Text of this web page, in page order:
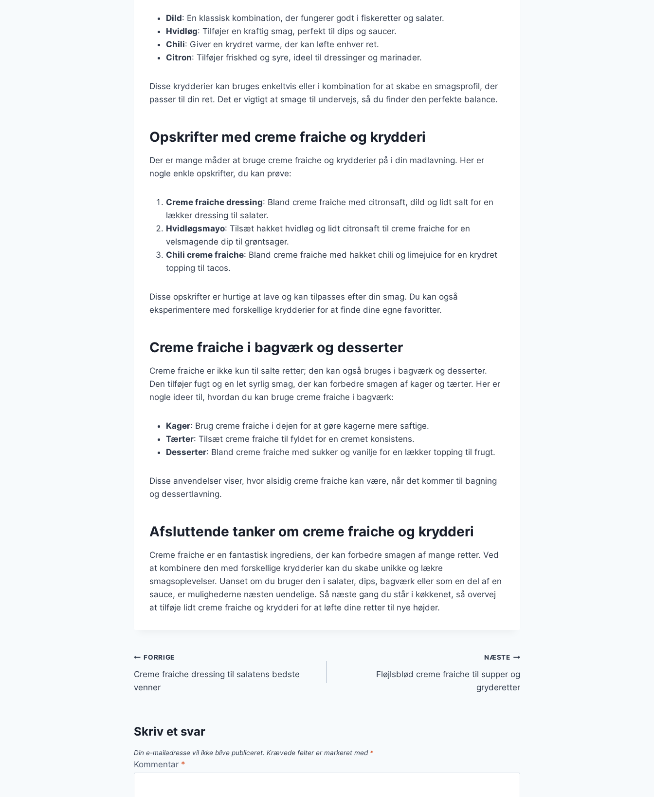
Dild: En klassisk kombination, der fungerer godt i fiskeretter og salater.
Hvidløg: Tilføjer en kraftig smag, perfekt til dips og saucer.
Chili: Giver en krydret varme, der kan løfte enhver ret.
Citron: Tilføjer friskhed og syre, ideel til dressinger og marinader.
Disse krydderier kan bruges enkeltvis eller i kombination for at skabe en smagsprofil, der
passer til din ret. Det er vigtigt at smage til undervejs, så du finder den perfekte balance.
Opskrifter med creme fraiche og krydderi
Der er mange måder at bruge creme fraiche og krydderier på i din madlavning. Her er
nogle enkle opskrifter, du kan prøve:
Creme fraiche dressing: Bland creme fraiche med citronsaft, dild og lidt salt for en
lækker dressing til salater.
Hvidløgsmayo: Tilsæt hakket hvidløg og lidt citronsaft til creme fraiche for en
velsmagende dip til grøntsager.
Chili creme fraiche: Bland creme fraiche med hakket chili og limejuice for en krydret
topping til tacos.
Disse opskrifter er hurtige at lave og kan tilpasses efter din smag. Du kan også
eksperimentere med forskellige krydderier for at finde dine egne favoritter.
Creme fraiche i bagværk og desserter
Creme fraiche er ikke kun til salte retter; den kan også bruges i bagværk og desserter.
Den tilføjer fugt og en let syrlig smag, der kan forbedre smagen af kager og tærter. Her er
nogle ideer til, hvordan du kan bruge creme fraiche i bagværk:
Kager: Brug creme fraiche i dejen for at gøre kagerne mere saftige.
Tærter: Tilsæt creme fraiche til fyldet for en cremet konsistens.
Desserter: Bland creme fraiche med sukker og vanilje for en lækker topping til frugt.
Disse anvendelser viser, hvor alsidig creme fraiche kan være, når det kommer til bagning
og dessertlavning.
Afsluttende tanker om creme fraiche og krydderi
Creme fraiche er en fantastisk ingrediens, der kan forbedre smagen af mange retter. Ved
at kombinere den med forskellige krydderier kan du skabe unikke og lækre
smagsoplevelser. Uanset om du bruger den i salater, dips, bagværk eller som en del af en
sauce, er mulighederne næsten uendelige. Så næste gang du står i køkkenet, så overvej
at tilføje lidt creme fraiche og krydderi for at løfte dine retter til nye højder.
Indlægsnavigation
FORRIGE
Creme fraiche dressing til salatens bedste
venner
NÆSTE
Fløjlsblød creme fraiche til supper og
gryderetter
Skriv et svar
Din e-mailadresse vil ikke blive publiceret. Krævede felter er markeret med *
Kommentar *